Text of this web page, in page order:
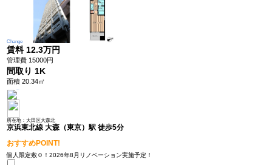
Change
賃料 12.3万円
管理費 15000円
間取り 1K
面積 20.34㎡
所在地：大田区大森北
京浜東北線 大森（東京）駅 徒歩5分
おすすめPOINT!
個人限定敷０！2026年8月リノベーション実施予定！